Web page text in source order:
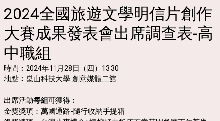
2024全國旅遊文學明信片創作
大賽成果發表會出席調查表-高
中職組
時間︰2024年11月28日（四）13:30
地點︰崑山科技大學 創意媒體二館
出席活動每組可獲得︰
金獎獎項：萬國通路-隨行收納手提箱